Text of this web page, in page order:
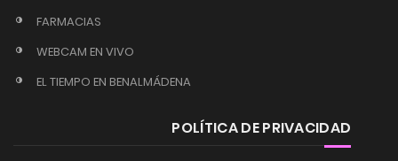
FARMACIAS
WEBCAM EN VIVO
EL TIEMPO EN BENALMÁDENA
POLÍTICA DE PRIVACIDAD